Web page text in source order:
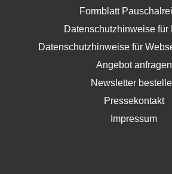
Formblatt
Datenschutzhinweise für
Datenschutzhinweise für
Angebot anfragen
Newsletter
Pressekontakt
Impressum